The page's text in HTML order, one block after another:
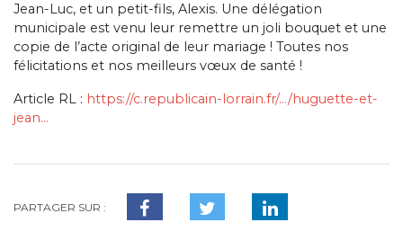
Jean-Luc, et un petit-fils, Alexis. Une délégation
municipale est venu leur remettre un joli bouquet et une
copie de l’acte original de leur mariage ! Toutes nos
félicitations et nos meilleurs vœux de santé !
Article RL : https://c.republicain-lorrain.fr/…/huguette-et-
jean…
PARTAGER SUR :